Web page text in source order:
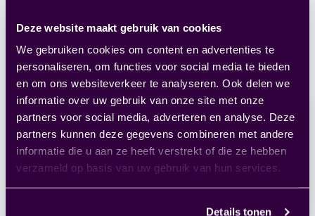
Deze website maakt gebruik van cookies
We gebruiken cookies om content en advertenties te
personaliseren, om functies voor social media te bieden
en om ons websiteverkeer te analyseren. Ook delen we
informatie over uw gebruik van onze site met onze
partners voor social media, adverteren en analyse. Deze
partners kunnen deze gegevens combineren met andere
informatie die u aan ze heeft verstrekt of die ze hebben
verzameld op basis van uw gebruik van hun services.
Details tonen
JanssenvanIACenMarloes van Egeraat
Finance & Control.
Deel dit artikel